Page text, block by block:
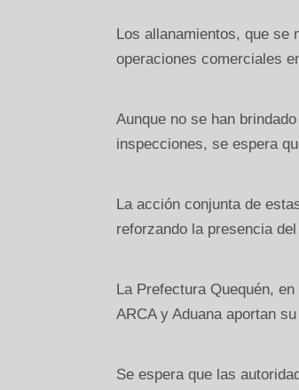
Los allanamientos, que
operaciones comerciales
Aunque no se han
inspecciones, se espera
La acción conjunta de
reforzando la presencia
La Prefectura Quequén,
ARCA y Aduana aportan
Se espera que las